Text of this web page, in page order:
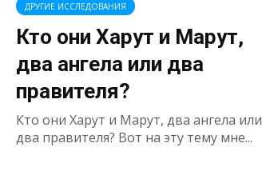
ДРУГИЕ ИССЛЕДОВАНИЯ
Кто они Харут и Марут,
два ангела или два
правителя?
Кто они Харут и Марут, два ангела или
два правителя? Вот на эту тему мне...